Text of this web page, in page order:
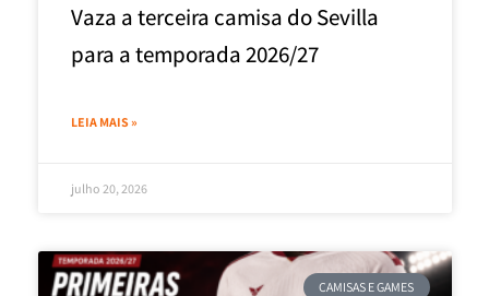
Vaza a terceira camisa do Sevilla
para a temporada 2026/27
LEIA MAIS »
julho 20, 2026
CAMISAS E GAMES